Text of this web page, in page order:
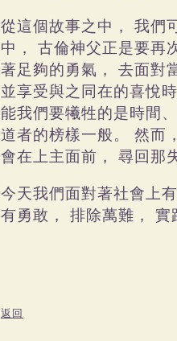
從這個故事之中， 我們
中， 古倫神父正是要再
著足夠的勇氣， 去面對
並享受與之同在的喜悅
能我們要犧牲的是時間、
道者的榜樣一般。
然而
會在上主面前， 尋回那
今天我們面對著社會上
有勇敢， 排除萬難， 實
返回